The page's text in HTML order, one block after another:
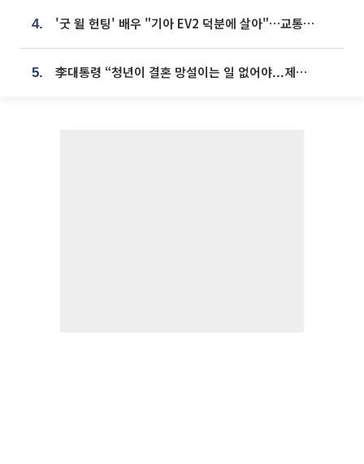
4. '굿 윌 헌팅' 배우 "기아 EV2 덕분에 살아"…교통사고 후 안전성 극찬
5. 李대통령 “청년이 결혼 망설이는 일 없어야...제도상 불이익 조사”